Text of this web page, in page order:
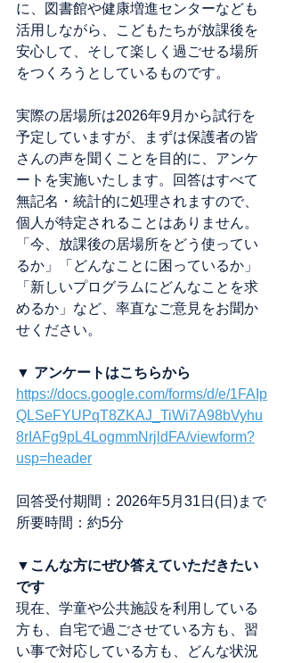
に、図書館や健康増進センターなども
活用しながら、こどもたちが放課後を
安心して、そして楽しく過ごせる場所
をつくろうとしているものです。
実際の居場所は2026年9月から試行を
予定していますが、まずは保護者の皆
さんの声を聞くことを目的に、アンケ
ートを実施いたします。回答はすべて
無記名・統計的に処理されますので、
個人が特定されることはありません。
「今、放課後の居場所をどう使ってい
るか」「どんなことに困っているか」
「新しいプログラムにどんなことを求
めるか」など、率直なご意見をお聞か
せください。
▼ アンケートはこちらから
https://docs.google.com/forms/d/e/1FAIp
QLSeFYUPqT8ZKAJ_TiWi7A98bVyhu
8rIAFg9pL4LogmmNrjldFA/viewform?
usp=header
回答受付期間：2026年5月31日(日)まで
所要時間：約5分
▼ こんな方にぜひ答えていただきたい
です
現在、学童や公共施設を利用している
方も、自宅で過ごさせている方も、習
い事で対応している方も、どんな状況